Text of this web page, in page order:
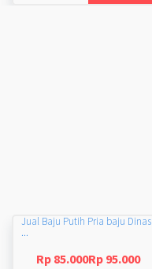
Jual Baju Putih Pria baju Dinas
...
Rp 85.000Rp 95.000